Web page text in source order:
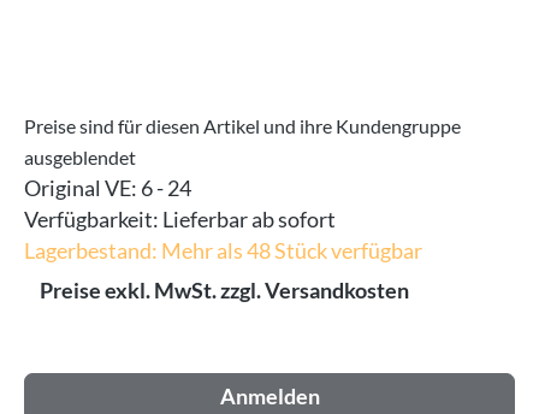
Preise sind für diesen Artikel und ihre Kundengruppe
ausgeblendet
Original VE: 6 - 24
Verfügbarkeit: Lieferbar ab sofort
Lagerbestand: Mehr als 48 Stück verfügbar
Preise exkl. MwSt. zzgl. Versandkosten
Anmelden